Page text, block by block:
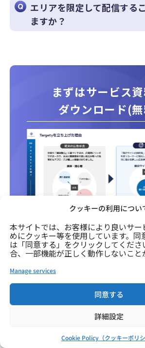
クッキーの利用につい
本サイトでは、お客様により良いサ
めにクッキー等を使用しています。同
は「同意する」をクリックしてくだ
合、一部機能が正しく動作しないこと
Manage services
同意する
詳細設定
Cookie Policy（クッキーポリシ
エリアを限定して配信する
ますか？
まずはサービス
ダウンロード(
Targetyの具体的な機能や導
金プランについて知ることの
・より詳しい導入事例をご覧になりたい方